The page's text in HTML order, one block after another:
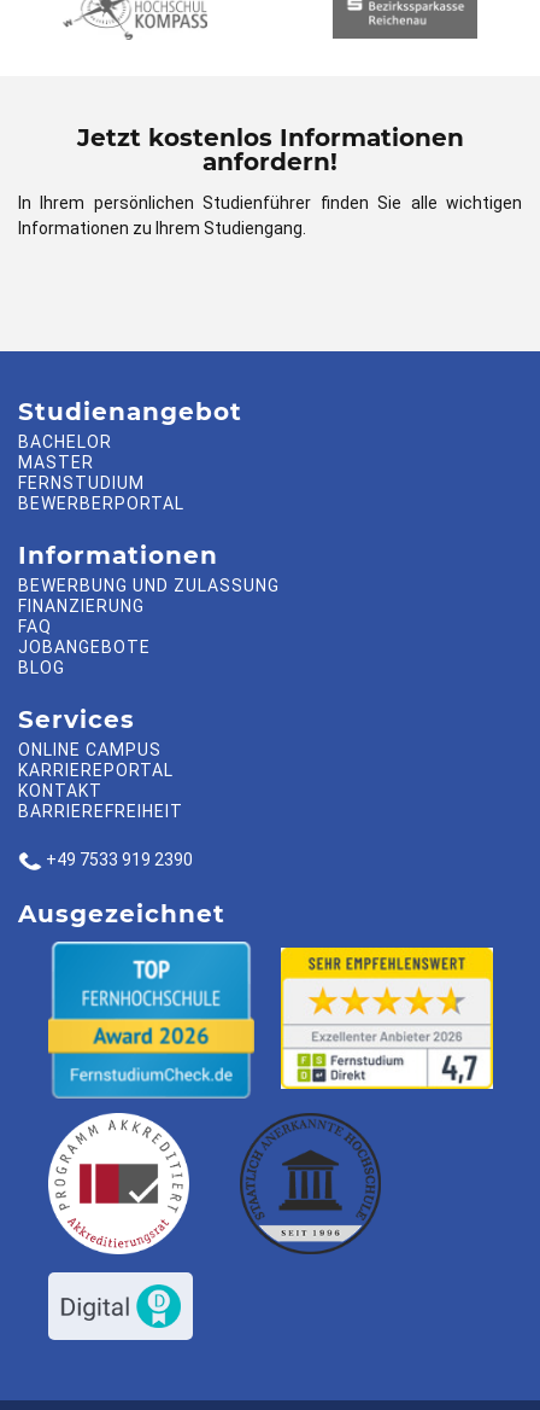
Jetzt kostenlos Informationen
anfordern!
In Ihrem persönlichen Studienführer finden Sie alle wichtigen
Informationen zu Ihrem Studiengang.
Studienangebot
BACHELOR
MASTER
FERNSTUDIUM
BEWERBERPORTAL
Informationen
BEWERBUNG UND ZULASSUNG
FINANZIERUNG
FAQ
JOBANGEBOTE
BLOG
Services
ONLINE CAMPUS
KARRIEREPORTAL
KONTAKT
BARRIEREFREIHEIT
+49 7533 919 2390
Ausgezeichnet